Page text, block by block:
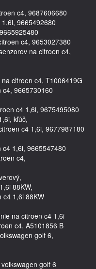
c4, 9687606680
9665492680
c4, 9653027380
na citroen c4,
citroen c4, T1006419G
9665730160
c4 1,6i, 9675495080
kľúč,
c4 1,6i, 9677987180
1,6i, 9665547480
c4,
88KW,
c4 1,6i 88KW
na citroen c4 1,6i
c4, A5101856 B
golf 6,
golf 6